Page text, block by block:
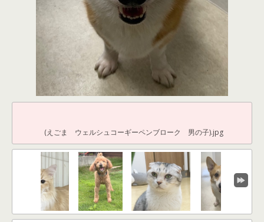
(えごま ウェルシュコーギーペンブローク 男の子).jpg